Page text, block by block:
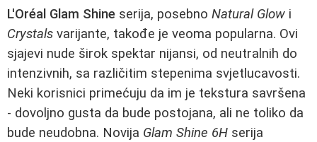
L'Oréal Glam Shine serija, posebno Natural Glow i
Crystals varijante, takođe je veoma popularna. Ovi
sjajevi nude širok spektar nijansi, od neutralnih do
intenzivnih, sa različitim stepenima svjetlucavosti.
Neki korisnici primećuju da im je tekstura savršena
- dovoljno gusta da bude postojana, ali ne toliko da
bude neudobna. Novija Glam Shine 6H serija